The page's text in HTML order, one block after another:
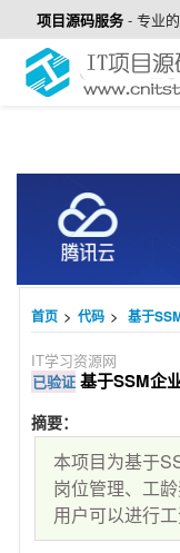
项目源码服务 - 专业
首页 > 代码 > 基于
IT学习资源网
已验证 基于SSM企
摘要：
本项目为基于
岗位管理、工
用户可以进行